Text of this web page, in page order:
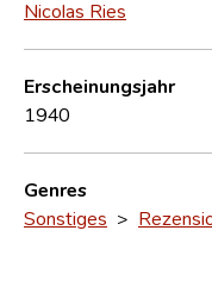
Nicolas Ries
Erscheinungsjahr
1940
Genres
Sonstiges >